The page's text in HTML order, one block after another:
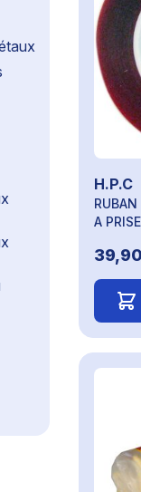
H.P.C
RUBAN
A